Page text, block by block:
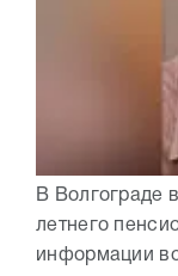
В Волгограде
летнего
информации